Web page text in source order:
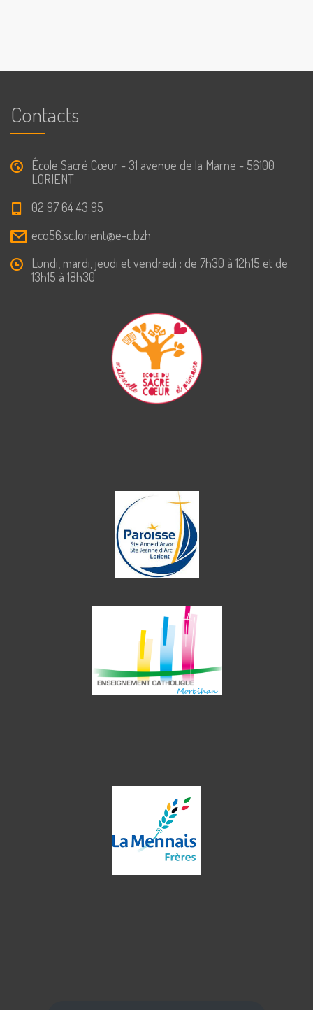
Contacts
École Sacré Cœur - 31 avenue de la Marne - 56100
LORIENT
02 97 64 43 95
eco56.sc.lorient@e-c.bzh
Lundi, mardi, jeudi et vendredi : de 7h30 à 12h15 et de
13h15 à 18h30